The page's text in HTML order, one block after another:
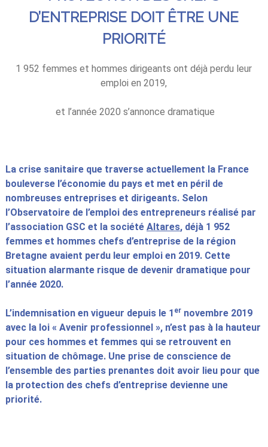
D’ENTREPRISE DOIT ÊTRE UNE
PRIORITÉ
1 952 femmes et hommes dirigeants ont déjà perdu leur
emploi en 2019,
et l’année 2020 s’annonce dramatique
La crise sanitaire que traverse actuellement la France
bouleverse l’économie du pays et met en péril de
nombreuses entreprises et dirigeants. Selon
l’Observatoire de l’emploi des entrepreneurs réalisé par
l’association GSC et la société Altares, déjà 1 952
femmes et hommes chefs d’entreprise de la région
Bretagne avaient perdu leur emploi en 2019. Cette
situation alarmante risque de devenir dramatique pour
l’année 2020.
L’indemnisation en vigueur depuis le 1 ernovembre 2019
avec la loi « Avenir professionnel », n’est pas à la hauteur
pour ces hommes et femmes qui se retrouvent en
situation de chômage. Une prise de conscience de
l’ensemble des parties prenantes doit avoir lieu pour que
la protection des chefs d’entreprise devienne une
priorité.